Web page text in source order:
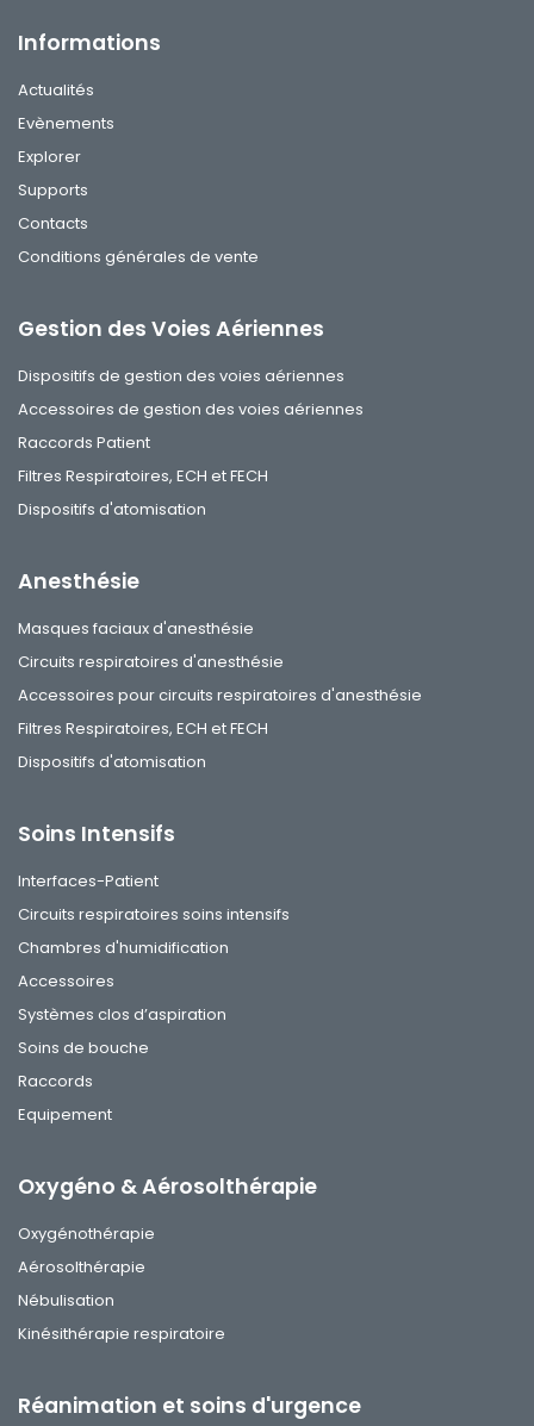
Informations
Actualités
Evènements
Explorer
Supports
Contacts
Conditions générales de vente
Gestion des Voies Aériennes
Dispositifs de gestion des voies aériennes
Accessoires de gestion des voies aériennes
Raccords Patient
Filtres Respiratoires, ECH et FECH
Dispositifs d'atomisation
Anesthésie
Masques faciaux d'anesthésie
Circuits respiratoires d'anesthésie
Accessoires pour circuits respiratoires d'anesthésie
Filtres Respiratoires, ECH et FECH
Dispositifs d'atomisation
Soins Intensifs
Interfaces-Patient
Circuits respiratoires soins intensifs
Chambres d'humidification
Accessoires
Systèmes clos d’aspiration
Soins de bouche
Raccords
Equipement
Oxygéno & Aérosolthérapie
Oxygénothérapie
Aérosolthérapie
Nébulisation
Kinésithérapie respiratoire
Réanimation et soins d'urgence